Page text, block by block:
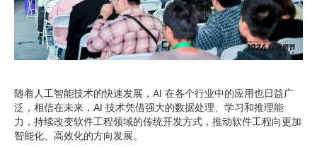
随着人工智能技术的快速发展，AI 在各个行业中的应用也日益广
泛，相信在未来，AI 技术凭借强大的数据处理、学习和推理能
力，持续改变软件工程领域的传统开发方式，推动软件工程向更加
智能化、高效化的方向发展。